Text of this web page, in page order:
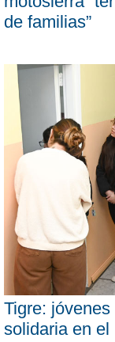
de familias”
Tigre:
solidaria en